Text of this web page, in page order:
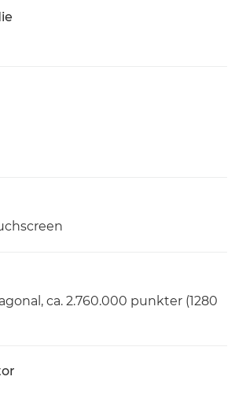
ca. 2.760.000 punkter (1280